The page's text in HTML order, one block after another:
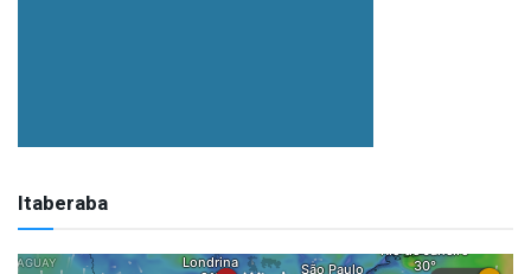
Itaberaba